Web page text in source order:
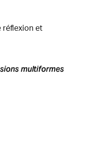
réflexion et
multiformes